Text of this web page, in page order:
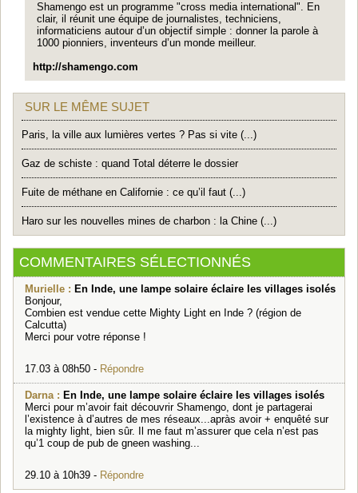
Shamengo est un programme "cross media international". En
clair, il réunit une équipe de journalistes, techniciens,
informaticiens autour d’un objectif simple : donner la parole à
1000 pionniers, inventeurs d’un monde meilleur.
http://shamengo.com
SUR LE MÊME SUJET
Paris, la ville aux lumières vertes ? Pas si vite (...)
Gaz de schiste : quand Total déterre le dossier
Fuite de méthane en Californie : ce qu’il faut (...)
Haro sur les nouvelles mines de charbon : la Chine (...)
COMMENTAIRES SÉLECTIONNÉS
Murielle : En Inde, une lampe solaire éclaire les villages isolés
Bonjour,
Combien est vendue cette Mighty Light en Inde ? (région de
Calcutta)
Merci pour votre réponse !
17.03 à 08h50 - Répondre
Darna : En Inde, une lampe solaire éclaire les villages isolés
Merci pour m’avoir fait découvrir Shamengo, dont je partagerai
l’existence à d’autres de mes réseaux...apràs avoir + enquêté sur
la mighty light, bien sûr. Il me faut m’assurer que cela n’est pas
qu’1 coup de pub de gneen washing...
29.10 à 10h39 - Répondre